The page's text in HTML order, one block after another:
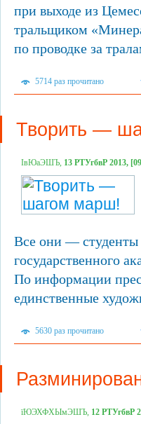
при выходе из
тральщиком
по проводке за
5714 раз прочитано
Творить —
ІвЮаЭШЪ, 13 РТУгбвР 2013,
Все они — студенты
государственного
По информации
единственные
5630 раз прочитано
їЮЭХФХЫмЭШЪ, 12 РТУгбвР